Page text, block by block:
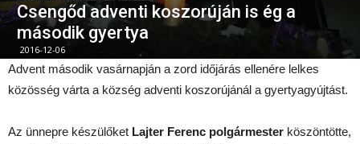
Csengőd adventi koszorúján is ég a
második gyertya
2016-12-06
Advent második vasárnapján a zord időjárás ellenére lelkes
közösség várta a község adventi koszorújánál a gyertyagyújtást.
Az ünnepre készülőket Lajter Ferenc polgármester köszöntötte,